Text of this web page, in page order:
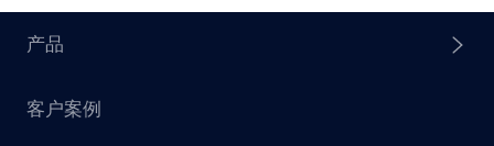
产品
探迹 AI Agent
客户案例